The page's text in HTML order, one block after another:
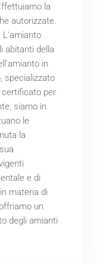
la
autorizzate.
L'amianto
abitanti della
in
specializzato
certificato per
siamo in
le
la
e di
materia di
un
degli amianti